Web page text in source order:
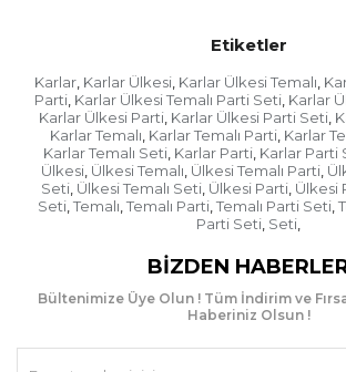
Etiketler
Karlar, Karlar Ülkesi, Karlar Ülkesi Temalı,
Parti, Karlar Ülkesi Temalı Parti Seti, Karlar
Karlar Ülkesi Parti, Karlar Ülkesi Parti Seti,
Karlar Temalı, Karlar Temalı Parti, Karlar
Karlar Temalı Seti, Karlar Parti, Karlar Parti
Ülkesi, Ülkesi Temalı, Ülkesi Temalı Parti,
Seti, Ülkesi Temalı Seti, Ülkesi Parti, Ülkesi
Seti, Temalı, Temalı Parti, Temalı Parti Seti,
Parti Seti, Seti,
BIZDEN
Bültenimize Üye Olun ! Tüm İndirim ve
Haberiniz Olsun !